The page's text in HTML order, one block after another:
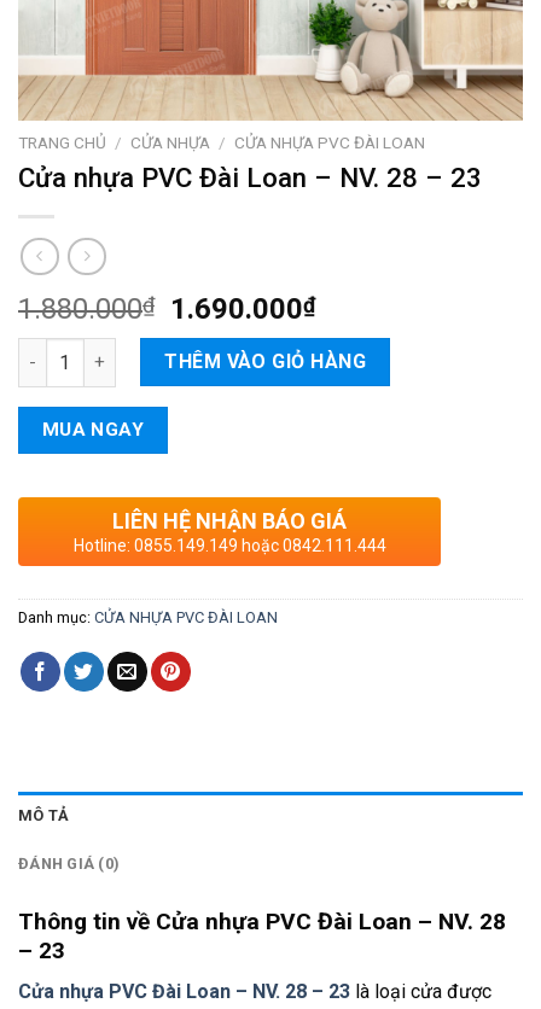
TRANG CHỦ / CỬA NHỰA / CỬA NHỰA PVC ĐÀI LOAN
Cửa nhựa PVC Đài Loan – NV. 28 – 23
1.880.000₫ 1.690.000₫
Cửa nhựa PVC Đài Loan – NV. 28 – 23 số lượng
THÊM VÀO GIỎ HÀNG
MUA NGAY
LIÊN HỆ NHẬN BÁO GIÁ
Hotline: 0855.149.149 hoặc 0842.111.444
Danh mục: CỬA NHỰA PVC ĐÀI LOAN
MÔ TẢ
ĐÁNH GIÁ (0)
Thông tin về Cửa nhựa PVC Đài Loan – NV. 28
– 23
Cửa nhựa PVC Đài Loan – NV. 28 – 23 là loại cửa được